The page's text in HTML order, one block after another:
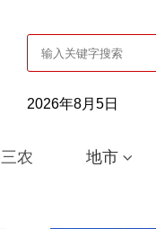
2026年8月5日
三农 地市